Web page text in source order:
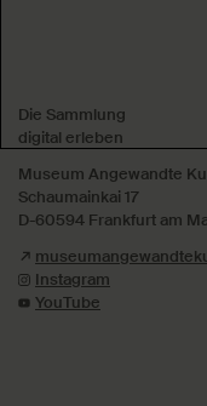
Die Sammlung
digital erleben
Museum Angewandte
Schaumainkai 17
D-60594 Frankfurt am
Instagram
YouTube